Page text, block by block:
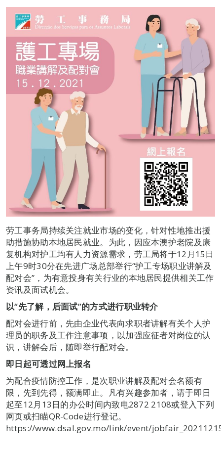
劳工事务局持续关注就业市场的变化，针对性地推出援
助措施协助本地居民就业。为此，因应本澳护老院及康
复机构对护工均有人力资源需求，劳工局将于12月15日
上午9时30分在先进广场总部举行“护工专场职业讲解及
配对会”，为有意投身有关行业的本地居民提供相关工作
资讯及面试机会。
以“先了解，后面试”的方式进行职业转介
配对会进行前，先由企业代表向求职者讲解有关个人护
理员的职务及工作注意事项，以加强应征者对岗位的认
识，讲解会后，随即举行配对会。
即日起可透过网上报名
为配合疫情防控工作，是次职业讲解及配对会名额有
限，先到先得，额满即止。凡有兴趣参加者，请于即日
起至12月13日的办公时间内致电2872 2108或登入下列
网页或扫瞄QR-Code进行登记。
https://www.dsal.gov.mo/link/event/